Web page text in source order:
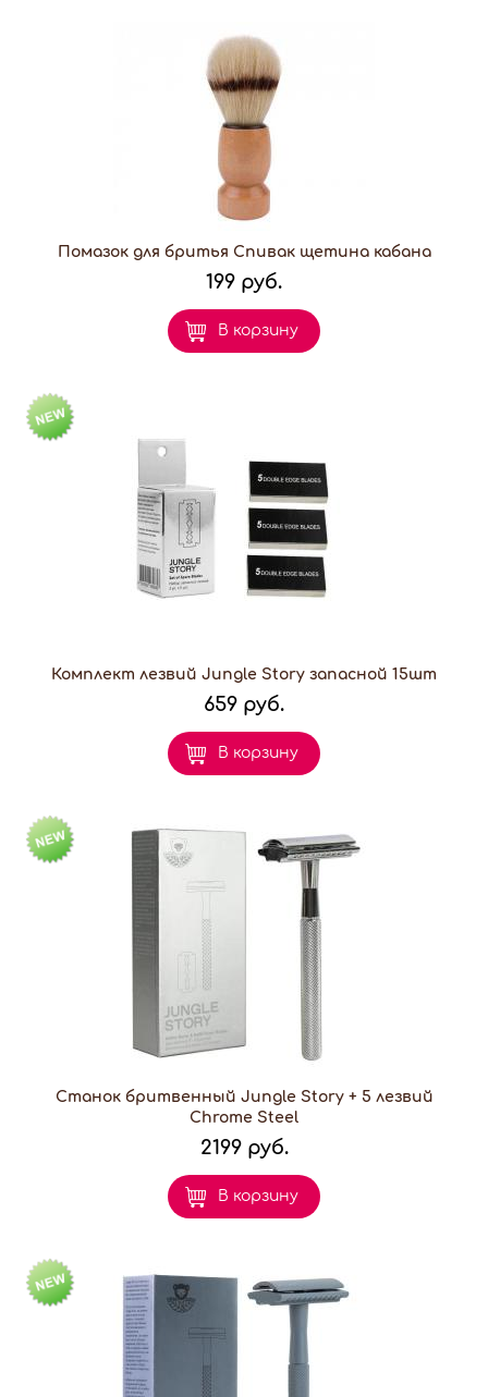
Помазок для бритья Спивак щетина кабана
199 руб.
В корзину
Комплект лезвий Jungle Story запасной 15шт
659 руб.
В корзину
Станок бритвенный Jungle Story + 5 лезвий
Chrome Steel
2199 руб.
В корзину